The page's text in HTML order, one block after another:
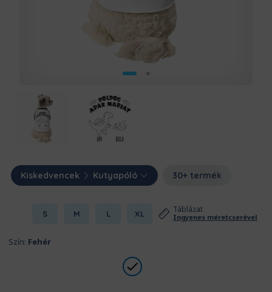
Kiskedvencek Kutyapóló 30+ termék
S M L XL Táblázat
Ingyenes méretcserével
Szín: Fehér